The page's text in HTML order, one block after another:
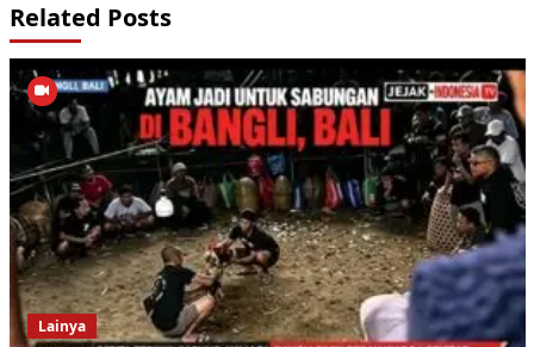
Related Posts
Lainya